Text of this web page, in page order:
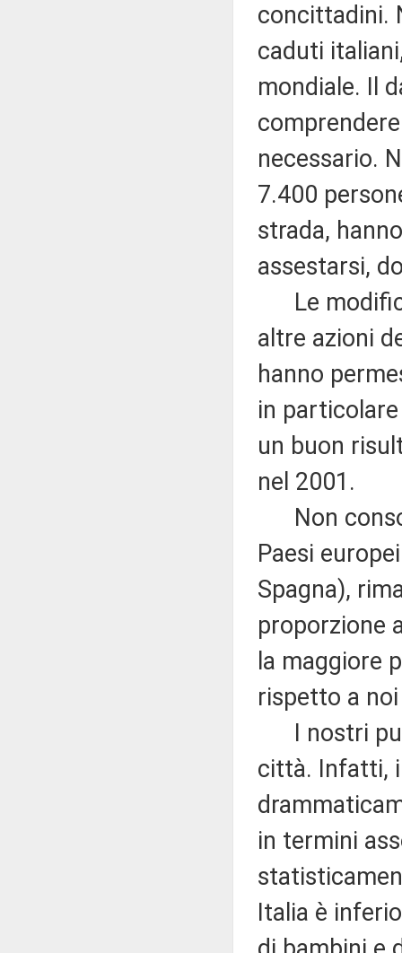
concittadini.
caduti
mondiale. Il
necessario.
7.400
strada,
assestarsi,
Le
altre azioni
hanno
in
un buon
nel 2001.
Non
Paesi
Spagna),
proporzione
la maggiore
rispetto a
I nostri
città. Infatti,
in termini
Italia è